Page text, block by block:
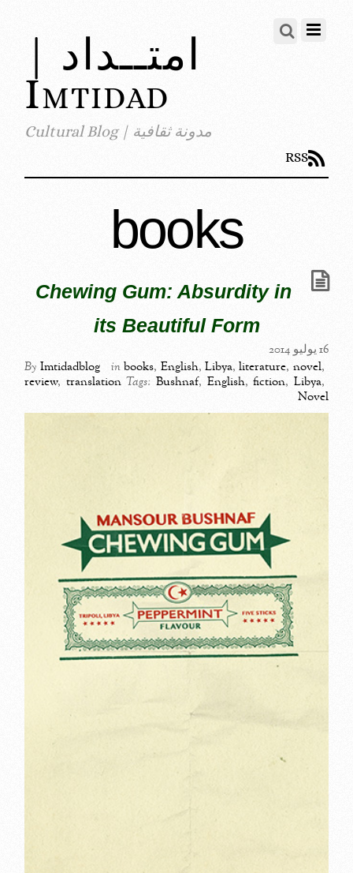
امتــداد |
Imtidad
مدونة ثقافية | Cultural Blog
RSS
books
Chewing Gum: Absurdity in
its Beautiful Form
16 يوليو 2014
By Imtidadblog inbooks, English, Libya,literature, novel,
review, translation Tags: Bushnaf, English,fiction, Libya,
Novel